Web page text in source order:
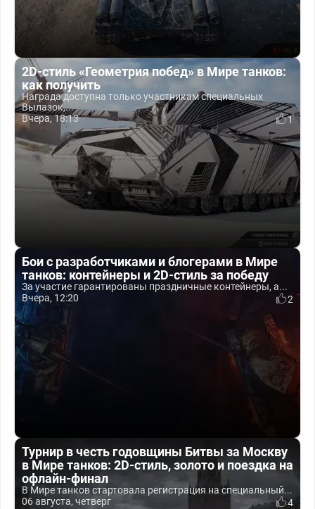
2D-стиль «Геометрия побед» в Мире танков:
как получить
Награда доступна только участникам специальных
Вылазок,...
Вчера, 18:13
1
Бои с разработчиками и блогерами в Мире
танков: контейнеры и 2D-стиль за победу
За участие гарантированы праздничные контейнеры, а...
Вчера, 12:20
2
Турнир в честь годовщины Битвы за Москву
в Мире танков: 2D-стиль, золото и поездка на
офлайн-финал
В Мире танков стартовала регистрация на специальный...
06 августа, четверг
4